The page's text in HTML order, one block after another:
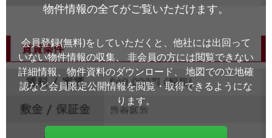
物件情報の全てがご覧いただけます。
会員登録(無料)をしていただくと、他社には出回って
いない物件情報の収集、
非会員の方には閲覧できない
詳細情報、物件資料のダウンロード、
地図での立地確
認など会員限定公開情報を閲覧・取得できるようにな
ります。